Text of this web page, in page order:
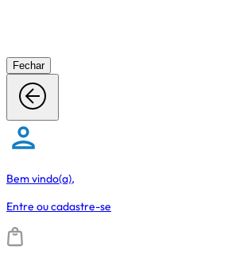
Fechar
Bem vindo(a),
Entre oucadastre-se